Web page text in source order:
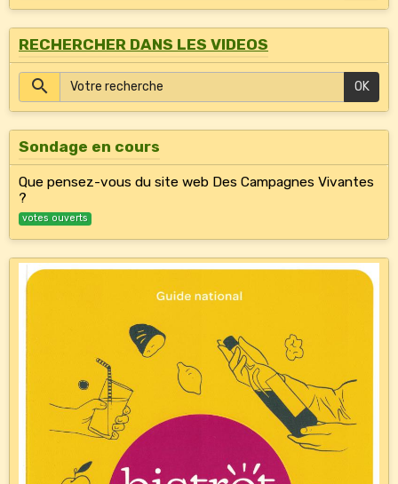
RECHERCHER DANS LES VIDEOS
OK
Sondage en cours
Que pensez-vous du site web Des Campagnes Vivantes
?
votes ouverts